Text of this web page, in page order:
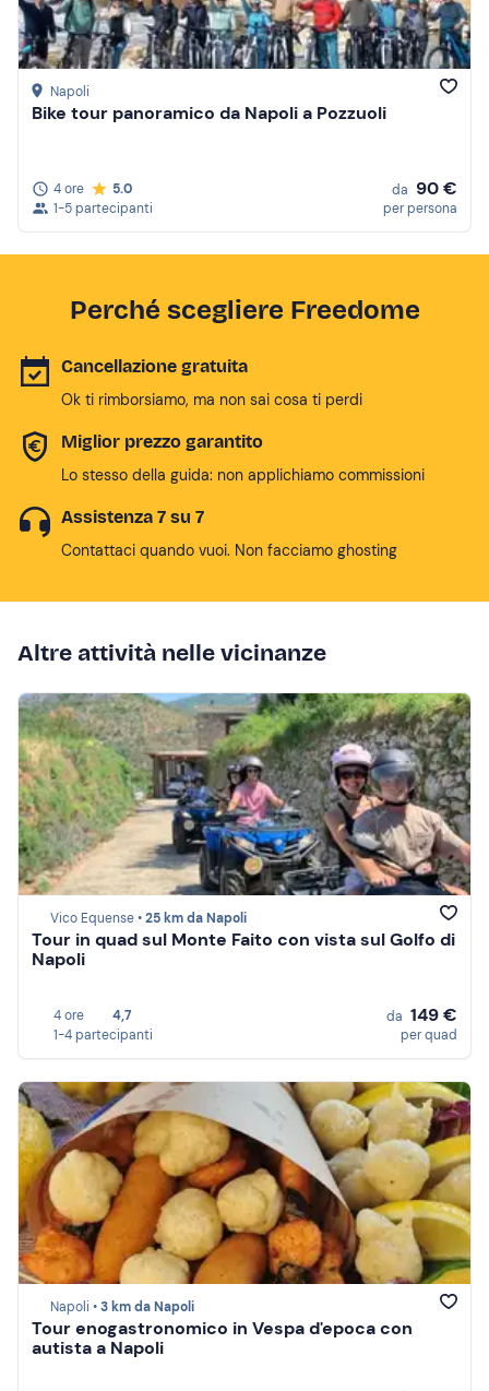
Napoli
Bike tour panoramico da Napoli a Pozzuoli
4 ore
5.0
1-5 partecipanti
da 90 €
per persona
Perché scegliere Freedome
Cancellazione gratuita
Ok ti rimborsiamo, ma non sai cosa ti perdi
Miglior prezzo garantito
Lo stesso della guida: non applichiamo commissioni
Assistenza 7 su 7
Contattaci quando vuoi. Non facciamo ghosting
Altre attività nelle vicinanze
Vico Equense •25 km da Napoli
Tour in quad sul Monte Faito con vista sul Golfo di
Napoli
4 ore
4,7
1-4 partecipanti
da 149 €
per quad
Napoli •3 km da Napoli
Tour enogastronomico in Vespa d'epoca con
autista a Napoli